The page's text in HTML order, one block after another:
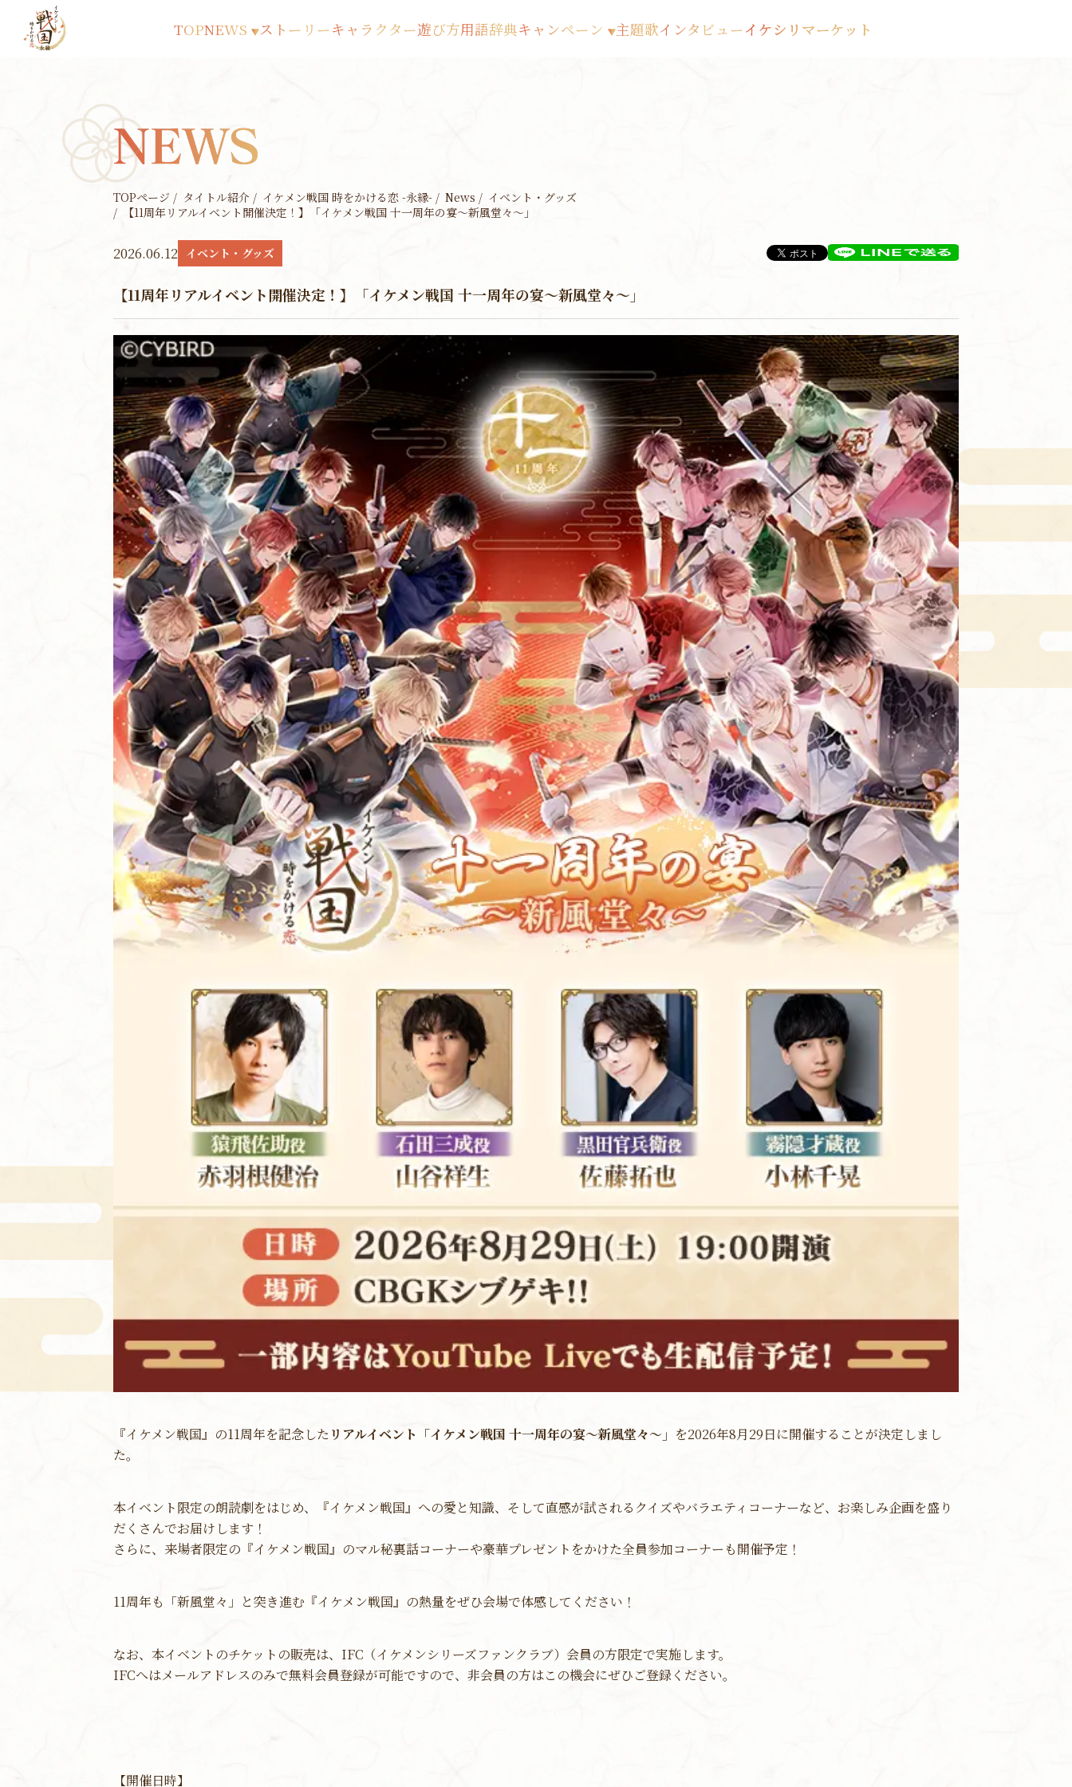
TOPNEWS▼ストーリーキャラクター遊び方用語辞典キャンペーン▼主題歌インタビューイケシリマーケット
TOPページ タイトル紹介 イケメン戦国 時をかける恋 -永縁- News
イベント・グッズ
【11周年リアルイベント開催決定！】「イケメン戦国 十一周年の宴～新風堂々～」
2026.06.12 イベント・グッズ
【11周年リアルイベント開催決定！】「イケメン戦国 十一周年の宴～新風堂々～」
『イケメン戦国』の11周年を記念したリアルイベント「イケメン戦国 十一周年の宴～新風堂々～」 を2026年8月29日に開催することが決定しまし
た。
本イベント限定の朗読劇をはじめ、『イケメン戦国』への愛と知識、そして直感が試されるクイズやバラエティコーナーなど、お楽しみ企画を盛り
だくさんでお届けします！
さらに、来場者限定の『イケメン戦国』のマル秘裏話コーナーや豪華プレゼントをかけた全員参加コーナーも開催予定！
11周年も「新風堂々」と突き進む『イケメン戦国』の熱量をぜひ会場で体感してください！
なお、本イベントのチケットの販売は、IFC（イケメンシリーズファンクラブ）会員の方限定で実施します。
IFCへはメールアドレスのみで無料会員登録が可能ですので、非会員の方はこの機会にぜひご登録ください。
【開催日時】